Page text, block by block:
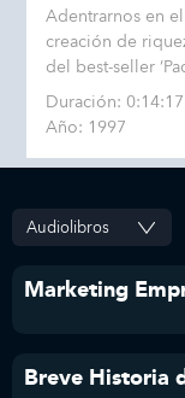
Adentrarnos en
creación de
del best-seller
Duración: 0:14:17
Año: 1997
Marketing
Breve Historia